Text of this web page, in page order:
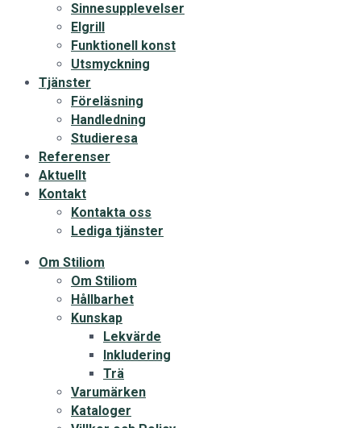
Sinnesupplevelser
Elgrill
Funktionell konst
Utsmyckning
Tjänster
Föreläsning
Handledning
Studieresa
Referenser
Aktuellt
Kontakt
Kontakta oss
Lediga tjänster
Om Stiliom
Om Stiliom
Hållbarhet
Kunskap
Lekvärde
Inkludering
Trä
Varumärken
Kataloger